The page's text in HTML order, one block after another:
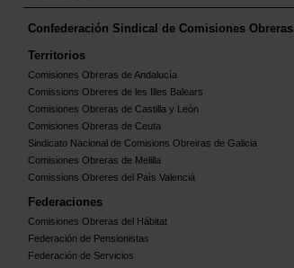
Confederación Sindical de Comisiones Obreras
Territorios
Comisiones Obreras de Andalucía
Comissions Obreres de les Illes Balears
Comisiones Obreras de Castilla y León
Comisiones Obreras de Ceuta
Sindicato Nacional de Comisions Obreiras de Galicia
Comisiones Obreras de Melilla
Comissions Obreres del Paìs Valenciá
Federaciones
Comisiones Obreras del Hábitat
Federación de Pensionistas
Federación de Servicios